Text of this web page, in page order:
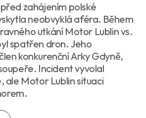
zahájením polské
neobvyklá aféra. Během
utkání Motor Lublin vs.
spatřen dron. Jeho
konkurenční Arky Gdyně,
Incident vyvolal
ale Motor Lublin situaci